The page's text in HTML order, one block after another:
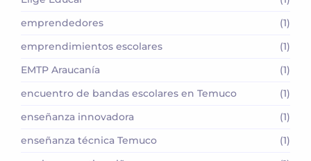
emprendedores
(1)
emprendimientos escolares
(1)
EMTP Araucanía
(1)
encuentro de bandas escolares en Temuco
(1)
enseñanza innovadora
(1)
enseñanza técnica Temuco
(1)